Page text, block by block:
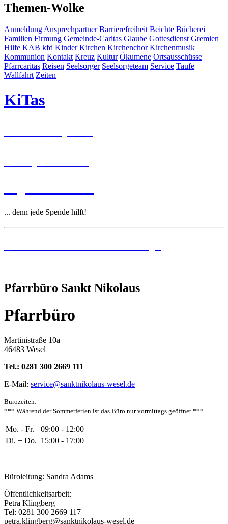
Themen-Wolke
Anmeldung Ansprechpartner Barrierefreiheit Beichte Bücherei
Familien Firmung Gemeinde-Caritas Glaube Gottesdienst Gremien
Hilfe KAB kfd Kinder Kirchen Kirchenchor Kirchenmusik
Kommunion Kontakt Kreuz Kultur Ökumene Ortsausschüsse
Pfarrcaritas Reisen Seelsorger Seelsorgeteam Service Taufe
Wallfahrt Zeiten
KiTas
... denn jede Spende hilft!
Pfarrbüro Sankt Nikolaus
Pfarrbüro
Martinistraße 10a
46483 Wesel
Tel.: 0281 300 2669 111
E-Mail: service@sanktnikolaus-wesel.de
Bürozeiten:
*** Während der Sommerferien ist das Büro nur vormittags geöffnet ***
Mo. - Fr.
09:00 - 12:00
Di. + Do. 15:00 - 17:00
Büroleitung: Sandra Adams
Öffentlichkeitsarbeit:
Petra Klingberg
Tel: 0281 300 2669 117
petra.klingberg@sanktnikolaus-wesel.de